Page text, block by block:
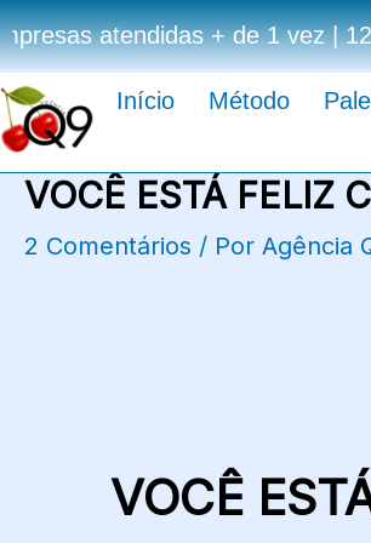
Ir
para
o
conteúdo
🟢 Mais de 323 mil pessoas
Início Método
VOCÊ ESTÁ FELIZ
2 Comentários / Por Agência
VOCÊ